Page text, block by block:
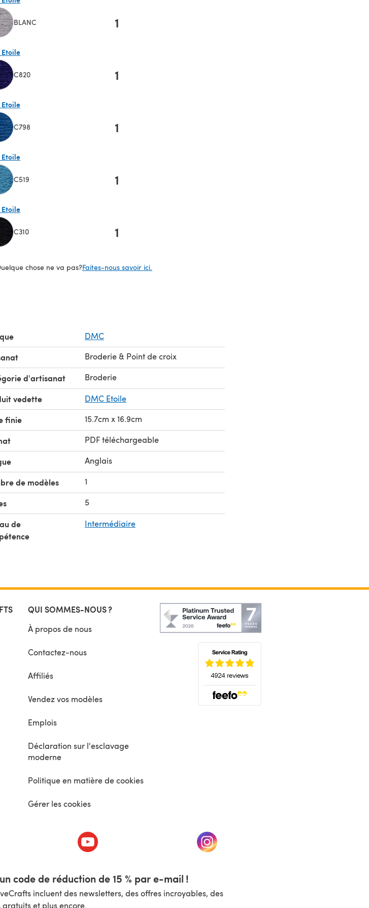
BLANC 1
Etoile
C820 1
Etoile
C798 1
Etoile
C519 1
Etoile
C310 1
chose ne va pas?Faites-nous savoir ici.
DMC
Broderie & Point de croix
d'artisanat Broderie
vedette DMC Etoile
finie 15.7cm x 16.9cm
PDF téléchargeable
Anglais
de modèles 1
5
de
Intermédiaire
QUI SOMMES-NOUS ?
À propos de nous
Contactez-nous
Affiliés
Vendez vos modèles
Emplois
Déclaration sur l'esclavage
moderne
Politique en matière de cookies
Gérer les cookies
un nouvel onglet) (s'ouvre dans un nouvel onglet) (s'ouvre dans un nouvel onglet)
code de réduction de 15 % par e-mail !
incluent des newsletters, des offres incroyables, des
gratuits et plus encore.